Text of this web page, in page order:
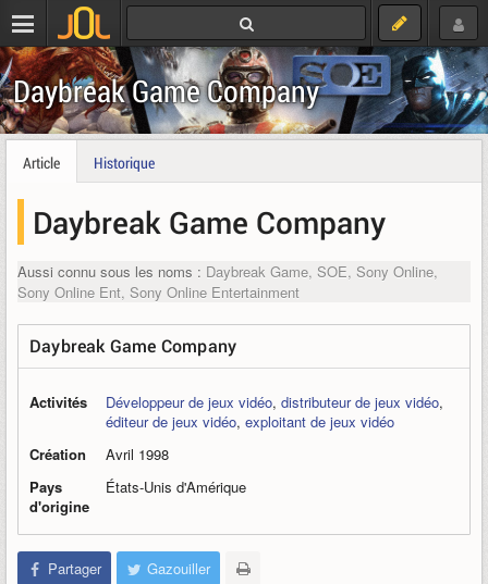
Daybreak Game Company
Article Historique
Daybreak Game Company
Aussi connu sous les noms : Daybreak Game, SOE, Sony Online,
Sony Online Ent, Sony Online Entertainment
Daybreak Game Company
Activités Développeur de jeux vidéo, distributeur de jeux vidéo,
éditeur de jeux vidéo, exploitant de jeux vidéo
Création
Avril 1998
Pays
d'origine
États-Unis d'Amérique
Partager Gazouiller